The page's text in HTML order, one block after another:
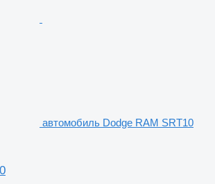
автомобиль Dodge RAM SRT10